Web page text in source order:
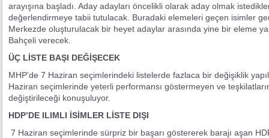
arayışına başladı. Aday adayları öncelikli olarak aday olmak
değerlendirmeye tabii tutulacak. Buradaki elemeleri geçen isimler
Merkezde oluşturulacak bir heyet adaylar arasında yine bir eleme
Bahçeli verecek.
ÜÇ LİSTE BAŞI DEĞİŞECEK
MHP’de 7 Haziran seçimlerindeki listelerde fazlaca bir değişiklik
Haziran seçimlerinde yeterli performansı göstermeyen ve
değiştirileceği konuşuluyor.
HDP’DE ILIMLI İSİMLER LİSTE DIŞI
7 Haziran seçimlerinde sürpriz bir başarı göstererek barajı aşan